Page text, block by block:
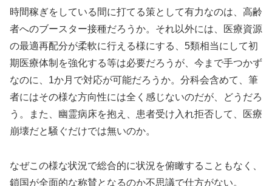
時間稼ぎをしている間に打てる策として有力なのは、高齢
者へのブースター接種だろうか。それ以外には、医療資源
の最適再配分が柔軟に行える様にする、5類相当にして初
期医療体制を強化する等は必要だろうが、今まで手つかず
なのに、1か月で対応が可能だろうか。分科会含めて、筆
者にはその様な方向性には全く感じないのだが、どうだろ
う。また、幽霊病床を抱え、患者受け入れ拒否して、医療
崩壊だと騒ぐだけでは無いのか。
なぜこの様な状況で総合的に状況を俯瞰することもなく、
鎖国が全面的な称賛となるのか不思議で仕方がない。